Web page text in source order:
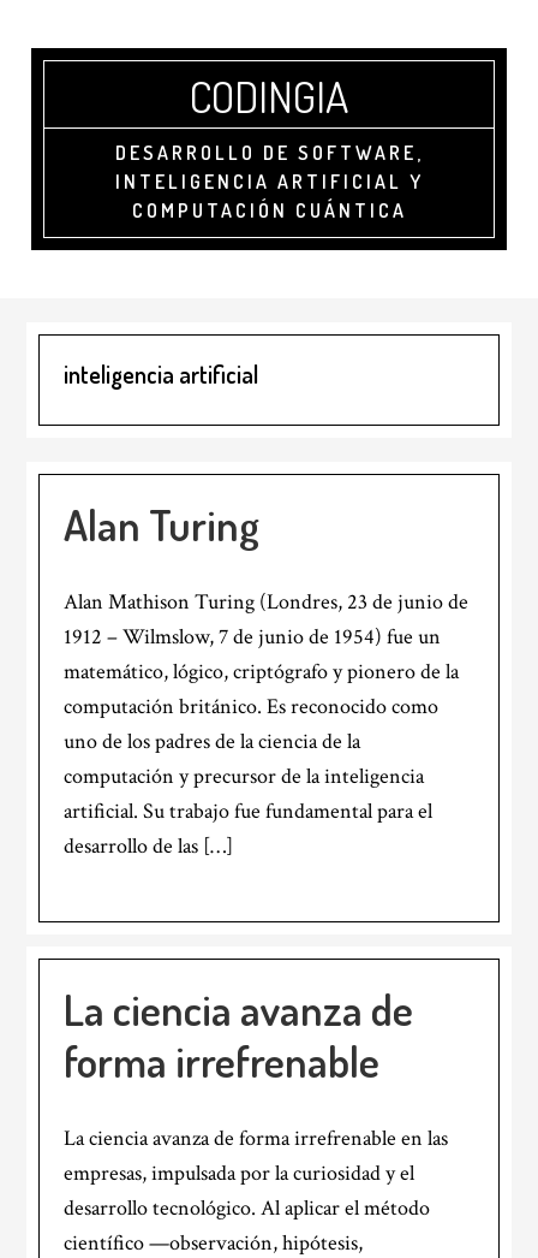
contenido
CODINGIA
DESARROLLO DE SOFTWARE,
INTELIGENCIA ARTIFICIAL Y
COMPUTACIÓN CUÁNTICA
inteligencia artificial
Alan Turing
Alan Mathison Turing (Londres, 23 de junio de
1912 – Wilmslow, 7 de junio de 1954) fue un
matemático, lógico, criptógrafo y pionero de la
computación británico. Es reconocido como
uno de los padres de la ciencia de la
computación y precursor de la inteligencia
artificial. Su trabajo fue fundamental para el
desarrollo de las […]
La ciencia avanza de
forma irrefrenable
La ciencia avanza de forma irrefrenable en las
empresas, impulsada por la curiosidad y el
desarrollo tecnológico. Al aplicar el método
científico —observación, hipótesis,